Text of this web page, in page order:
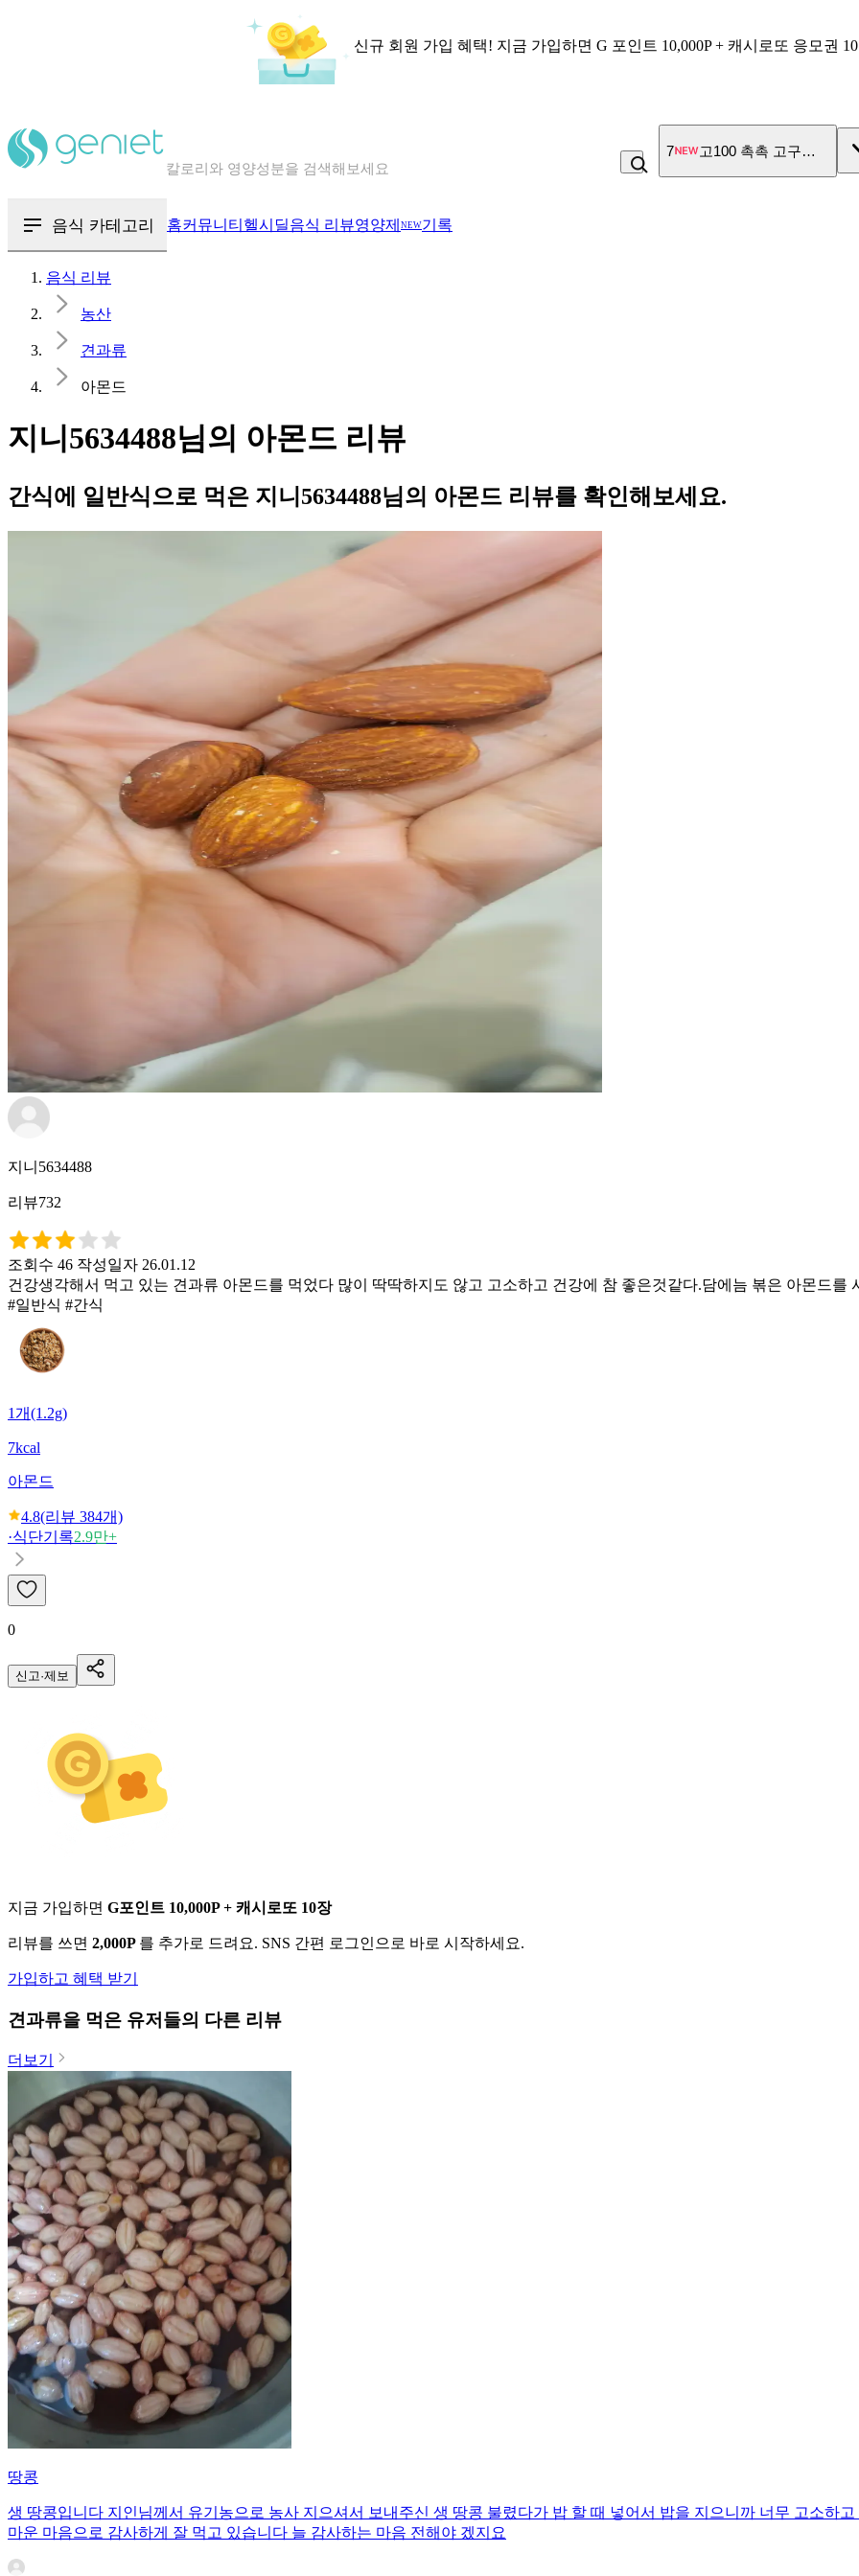
신규 회원 가입 혜택! 지금 가입하면 G 포인트 10,000P + 캐시로또 응모권
혈당 · 다이어트 음식 검색해보세요
7 고100 촉촉 고구마 스틱
음식 카테고리 홈커뮤니티 헬시딜음식 리뷰영양제 NEW기록
음식 리뷰
농산
견과류
아몬드
지니5634488님의 아몬드 리뷰
간식에 일반식으로 먹은 지니5634488님의 아몬드 리뷰를 확인해보세요.
지니5634488
리뷰732
조회수 46 작성일자 26.01.12
건강생각해서 먹고 있는 견과류 아몬드를 먹었다 많이 딱딱하지도 않고 고소하고 건강에 참 좋은것같다.담에늠 볶은 아몬드를
#일반식 #간식
1개(1.2g)
7kcal
아몬드
4.8(리뷰 384개)
·식단기록2.9만+
0
신고·제보
지금 가입하면 G포인트 10,000P + 캐시로또 10장
리뷰를 쓰면 2,000P 를 추가로 드려요. SNS 간편 로그인으로 바로 시작하세요.
가입하고 혜택 받기
견과류을 먹은 유저들의 다른 리뷰
더보기
땅콩
생 땅콩입니다 지인님께서 유기농으로 농사 지으셔서 보내주신 생 땅콩 불렸다가 밥 할 때 넣어서 밥을 지으니까 너무 고소하
마운 마음으로 감사하게 잘 먹고 있습니다 늘 감사하는 마음 전해야 겠지요